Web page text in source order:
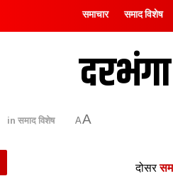
समाचार समाद विशेष
in समाद विशेष AA
दोसर